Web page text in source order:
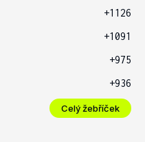
+1126
+1091
+975
+936
Celý žebříček